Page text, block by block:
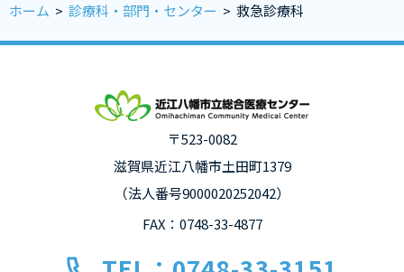
ホーム > 診療科・部門・センター > 救急診療科
〒523-0082
滋賀県近江八幡市土田町1379
（法人番号9000020252042）
FAX：0748-33-4877